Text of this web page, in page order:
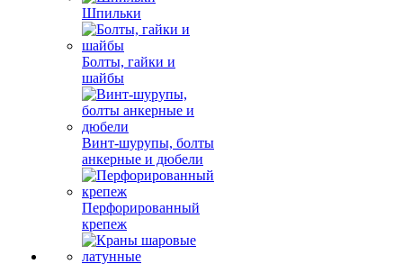
Шпильки
Болты, гайки и
шайбы
Винт-шурупы, болты
анкерные и дюбели
Перфорированный
крепеж